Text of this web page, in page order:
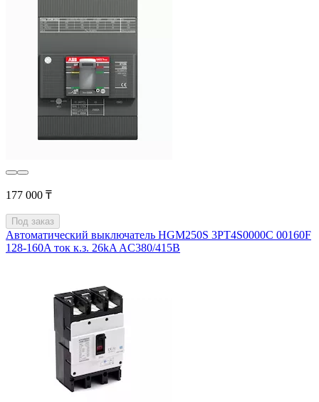
177 000 ₸
Под заказ
Автоматический выключатель HGM250S 3PT4S0000C 00160F
128-160A ток к.з. 26kA AC380/415В